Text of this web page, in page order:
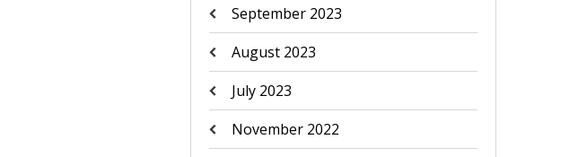
September 2023
August 2023
July 2023
November 2022